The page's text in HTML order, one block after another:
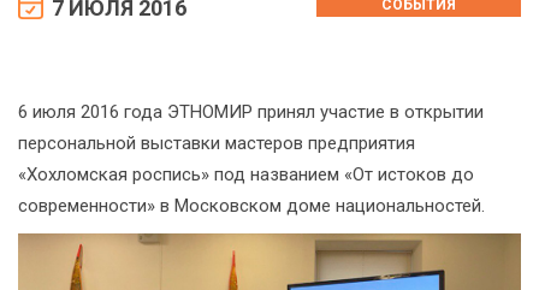
7 ИЮЛЯ 2016 СОБЫТИЯ
6 июля 2016 года ЭТНОМИР принял участие в открытии
персональной выставки мастеров предприятия
«Хохломская роспись» под названием «От истоков до
современности» в Московском доме национальностей.